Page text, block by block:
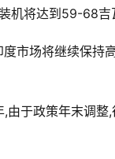
机将达到 59-68吉
市场将继续保持
由于政策年末调